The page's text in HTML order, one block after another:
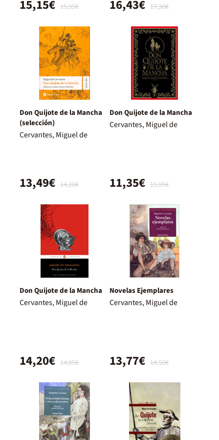
15,95€
15,15€ 17,30€
16,43€
Don Quijote de la Mancha
(selección)
Cervantes, Miguel de
14,20€
13,49€
Don Quijote de la Mancha
Cervantes, Miguel de
11,95€
11,35€
Don Quijote de la Mancha
Cervantes, Miguel de
14,95€
14,20€
Novelas Ejemplares
Cervantes, Miguel de
14,50€
13,77€